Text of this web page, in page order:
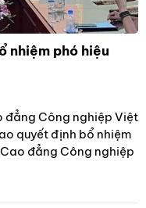
nhiệm phó hiệu
Công nghiệp Việt
quyết định bổ nhiệm
đẳng Công nghiệp